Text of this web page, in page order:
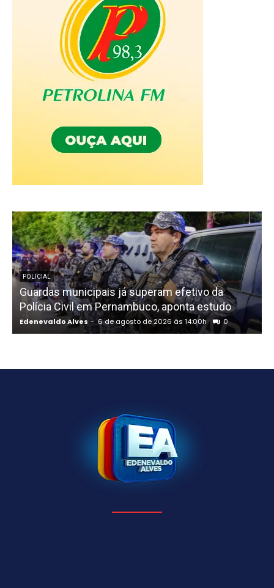
POLICIAL
Guardas municipais já superam efetivo da
Polícia Civil em Pernambuco, aponta estudo
Edenevaldo Alves - 6 de agosto de 2026 às 14:00h 0